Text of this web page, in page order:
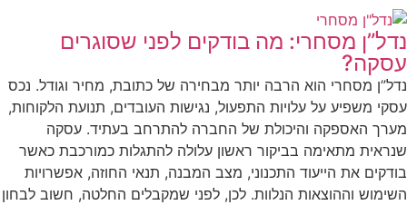
מסחרי: מה בודקים לפני שסוגרים
מסחרי הוא הרבה יותר מבחירה של כתובת, מחיר וגודל. נכס
משפיע על עלויות התפעול, נגישות העובדים, תנועת הלקוחות,
האספקה והיכולת של החברה להתרחב בעתיד. עסקה
מתאימה בביקור ראשון עלולה להתגלות כמורכבת כאשר
את הייעוד התכנוני, מצב המבנה, תנאי החוזה, אפשרויות
וההוצאות הנלוות. לכן, לפני שמקבלים החלטה, חשוב לבחון